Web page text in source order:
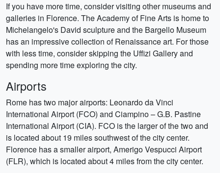
If you have more time, consider visiting other museums and
galleries in Florence. The Academy of Fine Arts is home to
Michelangelo's David sculpture and the Bargello Museum
has an impressive collection of Renaissance art. For those
with less time, consider skipping the Uffizi Gallery and
spending more time exploring the city.
Airports
Rome has two major airports: Leonardo da Vinci
International Airport (FCO) and Ciampino – G.B. Pastine
International Airport (CIA). FCO is the larger of the two and
is located about 19 miles southwest of the city center.
Florence has a smaller airport, Amerigo Vespucci Airport
(FLR), which is located about 4 miles from the city center.